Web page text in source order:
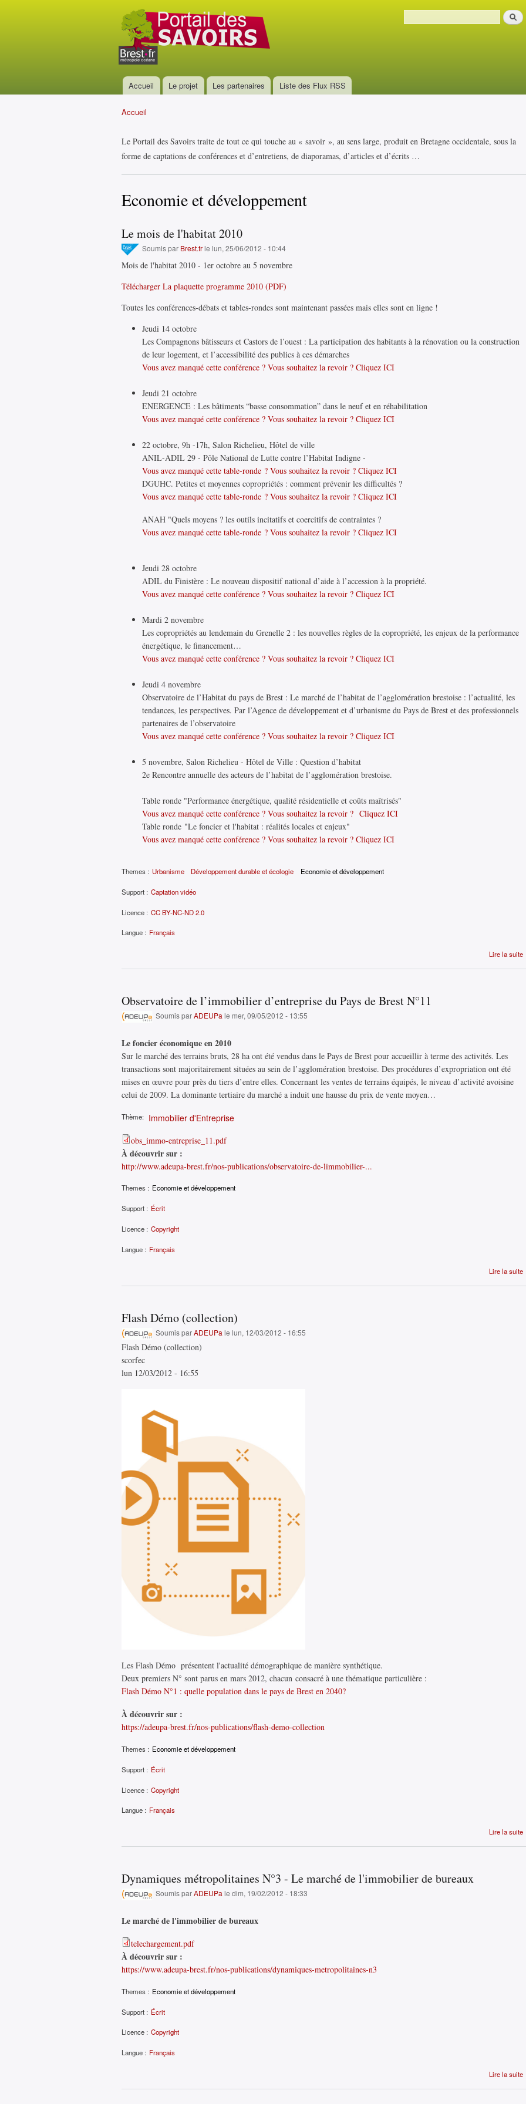
Portail
des
savoirs
Formulaire de recherche
Menu principal
Accueil Le projet Les partenaires Liste des Flux RSS
Accueil
Le Portail des Savoirs traite de tout ce qui touche au « savoir », au sens large, produit en Bretagne occidentale, sous la
forme de captations de conférences et d’entretiens, de diaporamas, d’articles et d’écrits …
Economie et développement
Le mois de l'habitat 2010
Soumis par Brest.frle lun, 25/06/2012 - 10:44
Mois de l'habitat 2010 - 1er octobre au 5 novembre
Télécharger La plaquette programme 2010 (PDF)
Toutes les conférences-débats et tables-rondes sont maintenant passées mais elles sont en ligne !
Jeudi 14 octobre
Les Compagnons bâtisseurs et Castors de l’ouest : La participation des habitants à la rénovation ou la construction
de leur logement, et l’accessibilité des publics à ces démarches
Vous avez manqué cette conférence ? Vous souhaitez la revoir ? Cliquez ICI
Jeudi 21 octobre
ENERGENCE : Les bâtiments “basse consommation” dans le neuf et en réhabilitation
Vous avez manqué cette conférence ? Vous souhaitez la revoir ? Cliquez ICI
22 octobre, 9h -17h, Salon Richelieu, Hôtel de ville
ANIL-ADIL 29 - Pôle National de Lutte contre l’Habitat Indigne -
Vous avez manqué cette table-ronde ? Vous souhaitez la revoir ? Cliquez ICI
DGUHC. Petites et moyennes copropriétés : comment prévenir les difficultés ?
Vous avez manqué cette table-ronde ? Vous souhaitez la revoir ? Cliquez ICI
ANAH "Quels moyens ? les outils incitatifs et coercitifs de contraintes ?
Vous avez manqué cette table-ronde ? Vous souhaitez la revoir ? Cliquez ICI
Jeudi 28 octobre
ADIL du Finistère : Le nouveau dispositif national d’aide à l’accession à la propriété.
Vous avez manqué cette conférence ? Vous souhaitez la revoir ? Cliquez ICI
Mardi 2 novembre
Les copropriétés au lendemain du Grenelle 2 : les nouvelles règles de la copropriété, les enjeux de la performance
énergétique, le financement…
Vous avez manqué cette conférence ? Vous souhaitez la revoir ? Cliquez ICI
Jeudi 4 novembre
Observatoire de l’Habitat du pays de Brest : Le marché de l’habitat de l’agglomération brestoise : l’actualité, les
tendances, les perspectives. Par l’Agence de développement et d’urbanisme du Pays de Brest et des professionnels
partenaires de l’observatoire
Vous avez manqué cette conférence ? Vous souhaitez la revoir ? Cliquez ICI
5 novembre, Salon Richelieu - Hôtel de Ville : Question d’habitat
2e Rencontre annuelle des acteurs de l’habitat de l’agglomération brestoise.
Table ronde "Performance énergétique, qualité résidentielle et coûts maîtrisés"
Vous avez manqué cette conférence ? Vous souhaitez la revoir ? Cliquez ICI
Table ronde "Le foncier et l'habitat : réalités locales et enjeux"
Vous avez manqué cette conférence ? Vous souhaitez la revoir ? Cliquez ICI
Themes : Urbanisme Développement durable et écologie Economie et développement
Support : Captation vidéo
Licence : CC BY-NC-ND 2.0
Langue : Français
Lire la suite
Observatoire de l’immobilier d’entreprise du Pays de Brest N°11
Soumis parADEUPa le mer, 09/05/2012 - 13:55
Le foncier économique en 2010
Sur le marché des terrains bruts, 28 ha ont été vendus dans le Pays de Brest pour accueillir à terme des activités. Les
transactions sont majoritairement situées au sein de l’agglomération brestoise. Des procédures d’expropriation ont été
mises en œuvre pour près du tiers d’entre elles. Concernant les ventes de terrains équipés, le niveau d’activité avoisine
celui de 2009. La dominante tertiaire du marché a induit une hausse du prix de vente moyen…
Thème: Immobilier d'Entreprise
obs_immo-entreprise_11.pdf
À découvrir sur :
http://www.adeupa-brest.fr/nos-publications/observatoire-de-limmobilier-...
Themes : Economie et développement
Support : Écrit
Licence : Copyright
Langue : Français
Lire la suite
Flash Démo (collection)
Soumis parADEUPa le lun, 12/03/2012 - 16:55
Flash Démo (collection)
scorfec
lun 12/03/2012 - 16:55
Les Flash Démo présentent l'actualité démographique de manière synthétique.
Deux premiers N° sont parus en mars 2012, chacun consacré à une thématique particulière :
Flash Démo N°1 : quelle population dans le pays de Brest en 2040?
À découvrir sur :
https://adeupa-brest.fr/nos-publications/flash-demo-collection
Themes : Economie et développement
Support : Écrit
Licence : Copyright
Langue : Français
Lire la suite
Dynamiques métropolitaines N°3 - Le marché de l'immobilier de bureaux
Soumis parADEUPa le dim, 19/02/2012 - 18:33
Le marché de l'immobilier de bureaux
telechargement.pdf
À découvrir sur :
https://www.adeupa-brest.fr/nos-publications/dynamiques-metropolitaines-n3
Themes : Economie et développement
Support : Écrit
Licence : Copyright
Langue : Français
Lire la suite